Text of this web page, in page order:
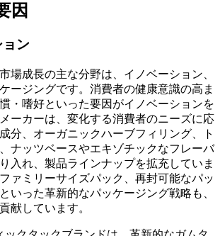
因
ン
場成長の主な分野は、イノベーション、
ージングです。消費者の健康意識の高ま
・嗜好といった要因がイノベーションを
ーカーは、変化する消費者のニーズに応
分、オーガニックハーブフィリング、ト
ナッツベースやエキゾチックなフレーバ
入れ、製品ラインナップを拡充していま
ァミリーサイズパック、再封可能なパッ
いった革新的なパッケージング戦略も、
献しています。